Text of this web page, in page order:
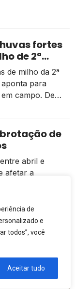
de
e
todos”, você
Aceitar tudo
fortes
de 2ª
de milho da 2ª
para
campo. De
passado, mas as
em
de
abril e
afetar a